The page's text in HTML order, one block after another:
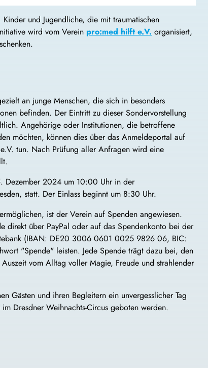
und Jugendliche, die mit traumatischen
wird vom Verein pro:med hilft e.V. organisiert,
an junge Menschen, die sich in besonders
befinden. Der Eintritt zu dieser Sondervorstellung
Angehörige oder Institutionen, die betroffene
möchten, können dies über das Anmeldeportal auf
tun. Nach Prüfung aller Anfragen wird eine
Dezember 2024 um 10:00 Uhr in der
statt. Der Einlass beginnt um 8:30 Uhr.
ist der Verein auf Spenden angewiesen.
direkt über PayPal oder auf das Spendenkonto bei der
(IBAN: DE20 3006 0601 0025 9826 06, BIC:
"Spende" leisten. Jede Spende trägt dazu bei, den
vom Alltag voller Magie, Freude und strahlender
Gästen und ihren Begleitern ein unvergesslicher Tag
Dresdner Weihnachts-Circus geboten werden.